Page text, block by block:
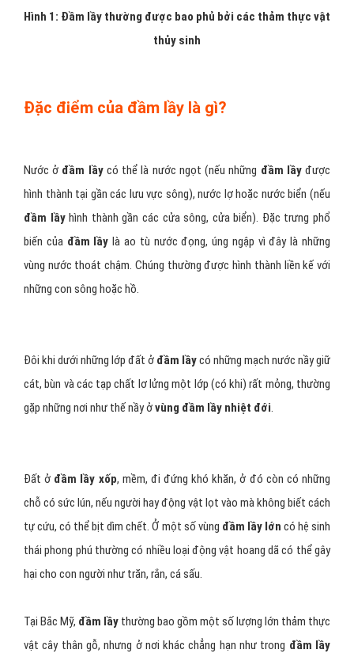
Hình 1: Đầm lầy thường được bao phủ bởi các thảm thực vật
thủy sinh
Đặc điểm của đầm lầy là gì?
Nước ở đầm lầycó thể là nước ngọt (nếu những đầm lầyđược
hình thành tại gần các lưu vực sông), nước lợ hoặc nước biển (nếu
đầm lầyhình thành gần các cửa sông, cửa biển). Đặc trưng phổ
biến của đầm lầy là ao tù nước đọng, úng ngập vì đây là những
vùng nước thoát chậm. Chúng thường được hình thành liền kế với
những con sông hoặc hồ.
Đôi khi dưới những lớp đất ở đầm lầycó những mạch nước nầy giữ
cát, bùn và các tạp chất lơ lửng một lớp (có khi) rất mỏng, thường
gặp những nơi như thế nầy ởvùng đầm lầy nhiệt đới.
Đất ở đầm lầy xốp, mềm, đi đứng khó khăn, ở đó còn có những
chỗ có sức lún, nếu người hay động vật lọt vào mà không biết cách
tự cứu, có thể bịt dìm chết. Ở một số vùng đầm lầy lớn có hệ sinh
thái phong phú thường có nhiều loại động vật hoang dã có thể gây
hại cho con người như trăn, rắn, cá sấu.
Tại Bắc Mỹ, đầm lầy thường bao gồm một số lượng lớn thảm thực
vật cây thân gỗ, nhưng ở nơi khác chẳng hạn như trong đầm lầy